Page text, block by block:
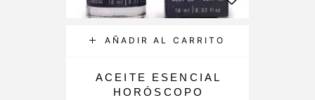
AÑADIR AL CARRITO
ACEITE ESENCIAL
HORÓSCOPO